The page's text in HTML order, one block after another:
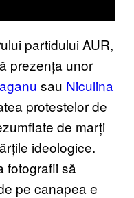
partidului AUR,
prezența unor
sau Niculina
protestelor de
de marți
ideologice.
fotografii să
pe canapea e